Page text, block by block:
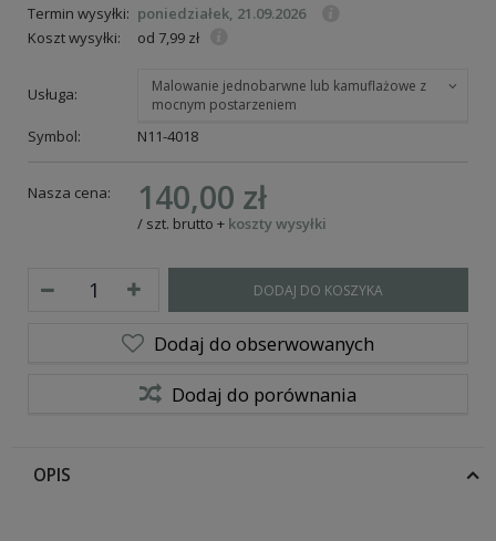
Termin wysyłki: poniedziałek, 21.09.2026
Koszt wysyłki:
od 7,99 zł
Usługa:
Malowanie jednobarwne lub kamuflażowe z
mocnym postarzeniem
Symbol: N11-4018
Nasza cena: 140,00 zł
/ szt. brutto + koszty wysyłki
DODAJ DO KOSZYKA
Dodaj do obserwowanych
Dodaj do porównania
OPIS